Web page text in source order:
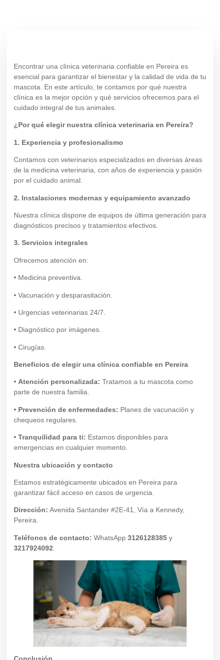
Encontrar una clínica veterinaria confiable en Pereira es
esencial para garantizar el bienestar y la calidad de vida de tu
mascota. En este artículo, te contamos por qué nuestra
clínica es la mejor opción y qué servicios ofrecemos para el
cuidado integral de tus animales.
¿Por qué elegir nuestra clínica veterinaria en Pereira?
1. Experiencia y profesionalismo
Contamos con veterinarios especializados en diversas áreas
de la medicina veterinaria, con años de experiencia y pasión
por el cuidado animal.
2. Instalaciones modernas y equipamiento avanzado
Nuestra clínica dispone de equipos de última generación para
diagnósticos precisos y tratamientos efectivos.
3. Servicios integrales
Ofrecemos atención en:
• Medicina preventiva.
• Vacunación y desparasitación.
• Urgencias veterinarias 24/7.
• Diagnóstico por imágenes.
• Cirugías.
Beneficios de elegir una clínica confiable en Pereira
• Atención personalizada: Tratamos a tu mascota como
parte de nuestra familia.
• Prevención de enfermedades: Planes de vacunación y
chequeos regulares.
• Tranquilidad para ti: Estamos disponibles para
emergencias en cualquier momento.
Nuestra ubicación y contacto
Estamos estratégicamente ubicados en Pereira para
garantizar fácil acceso en casos de urgencia.
Dirección: Avenida Santander #2E-41, Vía a Kennedy,
Pereira.
Teléfonos de contacto: WhatsApp 3126128385 y
3217924092